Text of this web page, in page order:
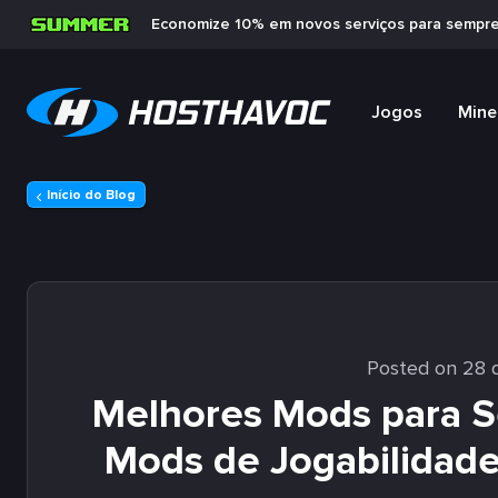
Economize 10% em novos serviços para
Jogos
Início do Blog
Posted on 28
Melhores Mods para
Mods de